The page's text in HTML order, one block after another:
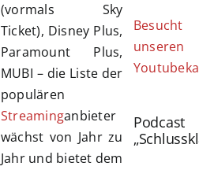
(vormals Sky
Ticket), Disney Plus,
Paramount Plus,
MUBI – die Liste der
populären
Streaminganbieter
wächst von Jahr zu
Jahr und bietet dem
Besucht
unseren
Podcast